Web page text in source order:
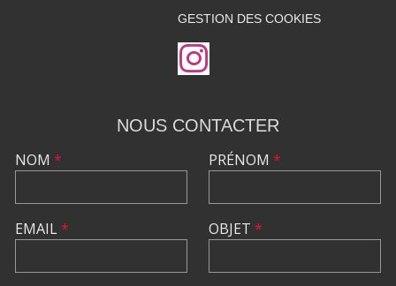
GESTION DES COOKIES
NOUS CONTACTER
NOM *
EMAIL*
PRÉNOM *
OBJET *